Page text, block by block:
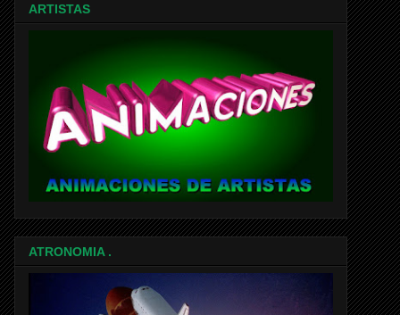
ARTISTAS
ATRONOMIA .